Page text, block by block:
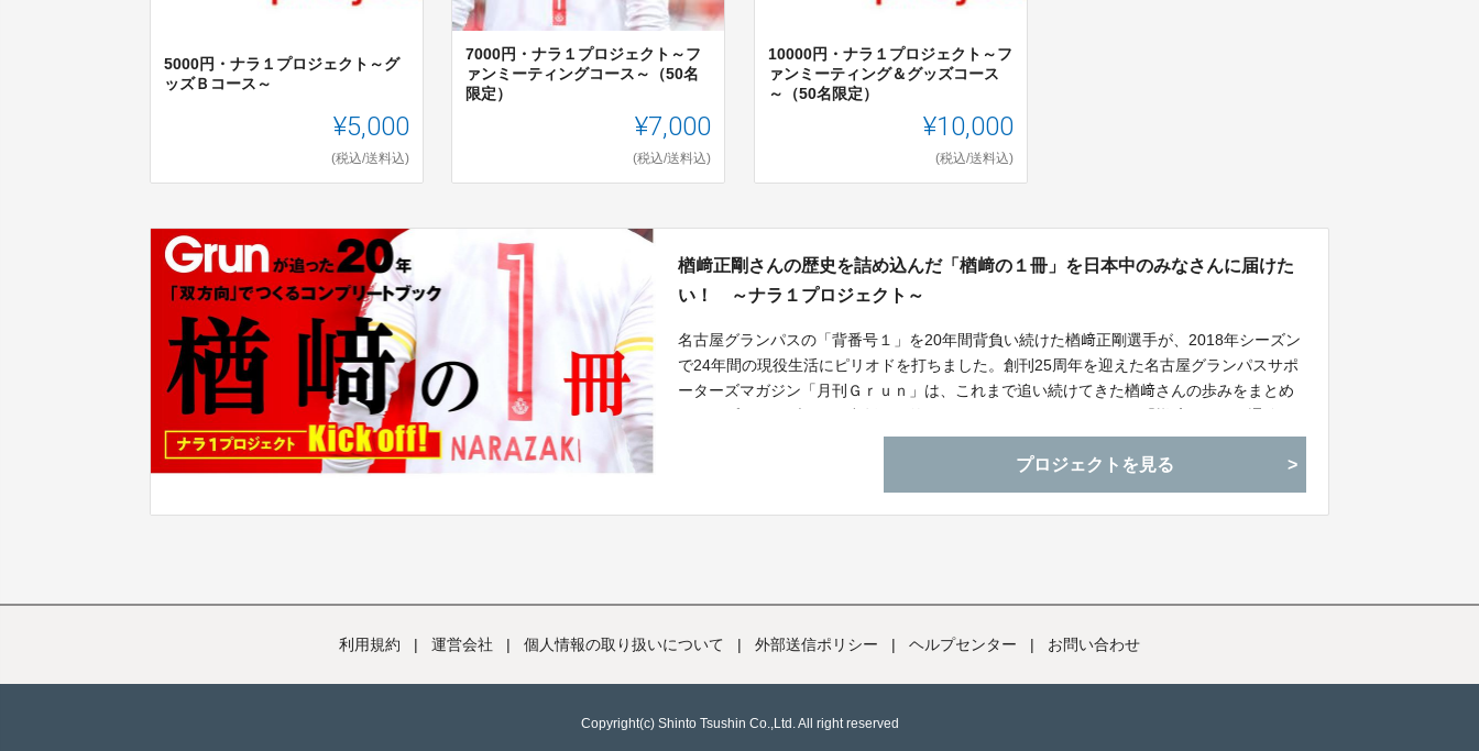
5000円・ナラ１プロジェクト～グ
ッズＢコース～
¥5,000
(税込/送料込)
7000円・ナラ１プロジェクト～フ
ァンミーティングコース～（50名
限定）
¥7,000
(税込/送料込)
10000円・ナラ１プロジェクト～フ
ァンミーティング＆グッズコース
～（50名限定）
¥10,000
(税込/送料込)
楢﨑正剛さんの歴史を詰め込んだ「楢﨑の１冊」を日本中のみなさんに届けた
い！ ～ナラ１プロジェクト～
名古屋グランパスの「背番号１」を20年間背負い続けた楢﨑正剛選手が、2018年シーズン
で24年間の現役生活にピリオドを打ちました。創刊25周年を迎えた名古屋グランパスサポ
ーターズマガジン「月刊Ｇｒｕｎ」は、これまで追い続けてきた楢﨑さんの歩みをまとめ
ラ１プロジェクト”をスタートさせます。 #ナラ1
プロジェクトを見る
利用規約 | 運営会社 | 個人情報の取り扱いについて | 外部送信ポリシー | ヘルプセンター | お問い合わせ
Copyright(c) Shinto Tsushin Co.,Ltd. All right reserved